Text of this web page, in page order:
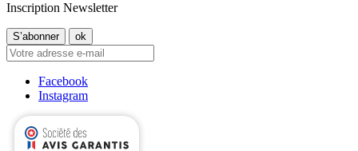
Inscription Newsletter
Facebook
Instagram